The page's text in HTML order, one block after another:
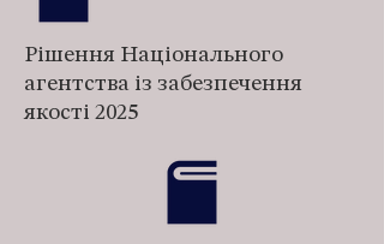
Рішення Національного
агентства із забезпечення
якості 2025